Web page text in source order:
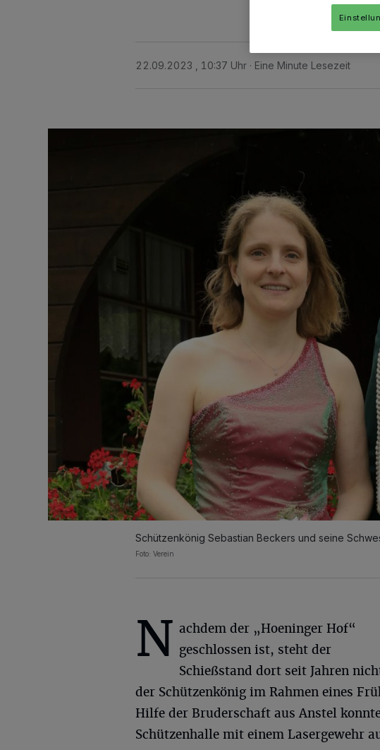
22.09.2023 , 10:37 Uhr Eine Minute Lesezeit
Schützenkönig Sebastian Beckers und seine
Foto: Verein
N achdem der „Hoeninger Hof“
geschlossen ist, steht der
Schießstand dort seit Jahren
der Schützenkönig im Rahmen eines
Hilfe der Bruderschaft aus Anstel
Schützenhalle mit einem Lasergewehr